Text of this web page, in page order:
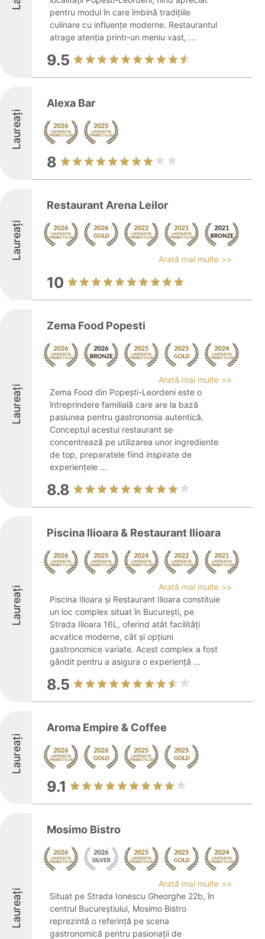
pentru modul în care îmbină tradițiile
culinare cu influențe moderne. Restaurantul
atrage atenția printr-un meniu vast, ...
9.5
Laureați
Alexa Bar
8
Laureați
Restaurant Arena Leilor
Arată mai multe >>
10
Laureați
Zema Food Popesti
Arată mai multe >>
Zema Food din Popești-Leordeni este o
întreprindere familială care are la bază
pasiunea pentru gastronomia autentică.
Conceptul acestui restaurant se
concentrează pe utilizarea unor ingrediente
de top, preparatele fiind inspirate de
experiențele ...
8.8
Laureați
Piscina Ilioara & Restaurant Ilioara
Arată mai multe >>
Piscina Ilioara și Restaurant Ilioara constituie
un loc complex situat în București, pe
Strada Ilioara 16L, oferind atât facilități
acvatice moderne, cât și opțiuni
gastronomice variate. Acest complex a fost
gândit pentru a asigura o experiență ...
8.5
Laureați
Aroma Empire & Coffee
9.1
Laureați
Mosimo Bistro
Arată mai multe >>
Situat pe Strada Ionescu Gheorghe 22b, în
centrul Bucureștiului, Mosimo Bistro
reprezintă o referință pe scena
gastronomică pentru pasionații de